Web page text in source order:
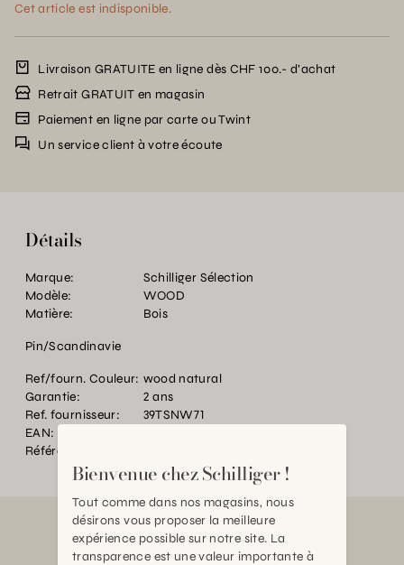
Cet article est indisponible.
Livraison GRATUITE en ligne dès CHF 100.- d’achat
Retrait GRATUIT en magasin
Paiement en ligne par carte ou Twint
Un service client à votre écoute
Détails
Marque:
Schilliger Sélection
Modèle:
WOOD
Matière:
Bois
Pin/Scandinavie
Ref/fourn. Couleur: wood natural
Garantie:
2 ans
Ref. fournisseur:
39TSNW71
EAN:
Référence:
Bienvenue chez Schilliger !
Tout comme dans nos magasins, nous
désirons vous proposer la meilleure
expérience possible sur notre site. La
transparence est une valeur importante à